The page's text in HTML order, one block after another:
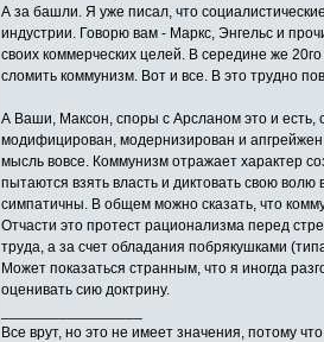
А за башли. Я уже писал, что
индустрии. Говорю вам - Маркс, Энгельс и
своих коммерческих целей. В середине же
сломить коммунизм. Вот и все. В это трудно
А Ваши, Максон, споры с Арсланом это и есть,
модифицирован, модернизирован и
мысль вовсе. Коммунизм отражает характер
пытаются взять власть и диктовать свою
симпатичны. В общем можно сказать, что
Отчасти это протест рационализма перед
труда, а за счет обладания побрякушками
Может показаться странным, что я иногда
оценивать сию доктрину.
Все врут, но это не имеет значения, потому